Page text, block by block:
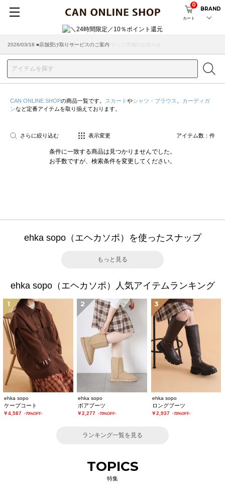
カート
0
BRAND
2026/08/04 ■8/13(木)AM2:00～サイトメンテナンス実施のお知らせ
2026/03/18 ■店舗受け取りサービスのご案内
CAN ONLINE SHOPの商品一覧です。 スカート やシャツ・ブラウス
カーディガ
ンなど定番アイテムを取り揃えております。
さらに絞り込む 表示変更 アイテム数： 件
条件に一致する商品は見つかりませんでした。
お手数ですが、検索条件を変更してください。
ehka sopo（エヘカソポ）を使ったスナップ
もっと見る
ehka sopo（エヘカソポ）人気アイテムランキング
1
ehka sopo
ケープコート
￥4,587 -70%OFF-
2
ehka sopo
ボアブーツ
￥2,277 -70%OFF-
3
ehka sopo
ロングブーツ
￥2,937 -70%OFF-
ランキング一覧を見る
TOPICS
特集